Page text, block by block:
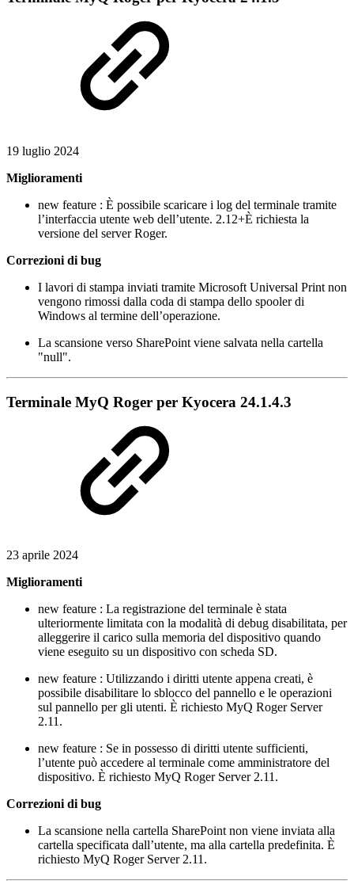
19 luglio 2024
Miglioramenti
new feature : È possibile scaricare i log del terminale tramite
l’interfaccia utente web dell’utente. 2.12+È richiesta la
versione del server Roger.
Correzioni di bug
I lavori di stampa inviati tramite Microsoft Universal Print non
vengono rimossi dalla coda di stampa dello spooler di
Windows al termine dell’operazione.
La scansione verso SharePoint viene salvata nella cartella
"null".
Terminale MyQ Roger per Kyocera 24.1.4.3
23 aprile 2024
Miglioramenti
new feature : La registrazione del terminale è stata
ulteriormente limitata con la modalità di debug disabilitata, per
alleggerire il carico sulla memoria del dispositivo quando
viene eseguito su un dispositivo con scheda SD.
new feature : Utilizzando i diritti utente appena creati, è
possibile disabilitare lo sblocco del pannello e le operazioni
sul pannello per gli utenti. È richiesto MyQ Roger Server
2.11.
new feature : Se in possesso di diritti utente sufficienti,
l’utente può accedere al terminale come amministratore del
dispositivo. È richiesto MyQ Roger Server 2.11.
Correzioni di bug
La scansione nella cartella SharePoint non viene inviata alla
cartella specificata dall’utente, ma alla cartella predefinita. È
richiesto MyQ Roger Server 2.11.